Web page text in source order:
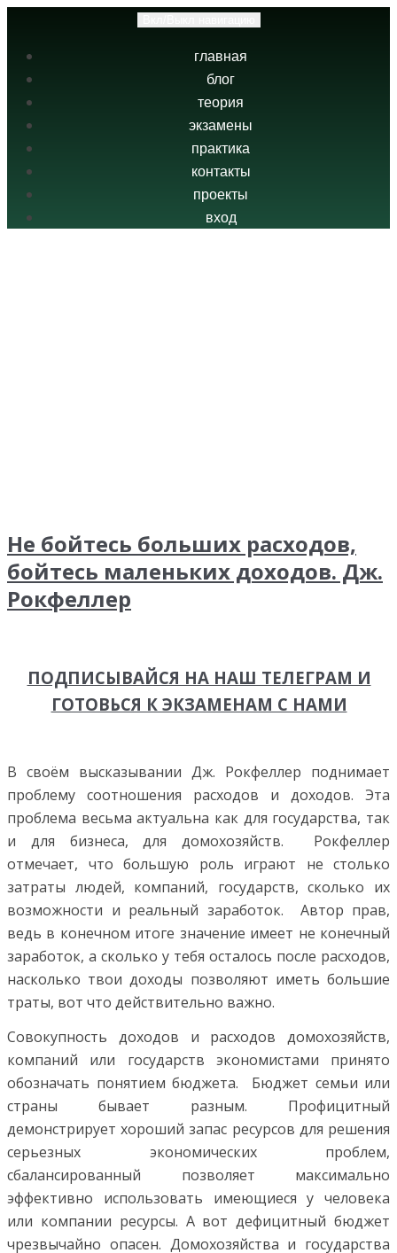
главная
блог
теория
экзамены
практика
контакты
проекты
вход
Не бойтесь больших расходов,
бойтесь маленьких доходов. Дж.
Рокфеллер
ПОДПИСЫВАЙСЯ НА НАШ ТЕЛЕГРАМ И
ГОТОВЬСЯ К ЭКЗАМЕНАМ С НАМИ
В своём высказывании Дж. Рокфеллер поднимает
проблему соотношения расходов и доходов. Эта
проблема весьма актуальна как для государства, так
и для бизнеса, для домохозяйств. Рокфеллер
отмечает, что большую роль играют не столько
затраты людей, компаний, государств, сколько их
возможности и реальный заработок. Автор прав,
ведь в конечном итоге значение имеет не конечный
заработок, а сколько у тебя осталось после расходов,
насколько твои доходы позволяют иметь большие
траты, вот что действительно важно.
Совокупность доходов и расходов домохозяйств,
компаний или государств экономистами принято
обозначать понятием бюджета. Бюджет семьи или
страны бывает разным. Профицитный
демонстрирует хороший запас ресурсов для решения
серьезных экономических проблем,
сбалансированный позволяет максимально
эффективно использовать имеющиеся у человека
или компании ресурсы. А вот дефицитный бюджет
чрезвычайно опасен. Домохозяйства и государства